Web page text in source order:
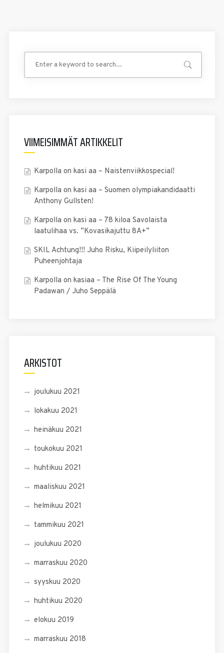
VIIMEISIMMÄT ARTIKKELIT
Karpolla on kasi aa – Naistenviikkospecial!
Karpolla on kasi aa – Suomen olympiakandidaatti
Anthony Gullsten!
Karpolla on kasi aa – 78 kiloa Savolaista
laatulihaa vs. ”Kovasikajuttu 8A+”
SKIL Achtung!!! Juho Risku, Kiipeilyliiton
Puheenjohtaja
Karpolla on kasiaa – The Rise Of The Young
Padawan / Juho Seppälä
ARKISTOT
joulukuu 2021
lokakuu 2021
heinäkuu 2021
toukokuu 2021
huhtikuu 2021
maaliskuu 2021
helmikuu 2021
tammikuu 2021
joulukuu 2020
marraskuu 2020
syyskuu 2020
huhtikuu 2020
elokuu 2019
marraskuu 2018